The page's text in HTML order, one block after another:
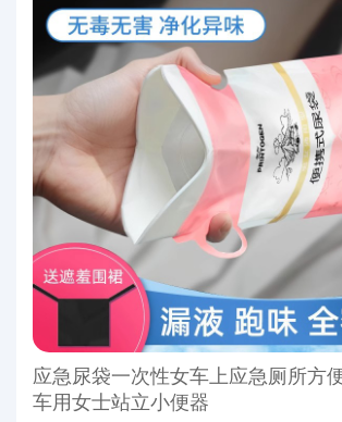
应急尿袋一次性女车上应急厕所方
车用女士站立小便器